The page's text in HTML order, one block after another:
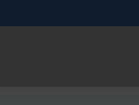
e meta
Scegli il migliore